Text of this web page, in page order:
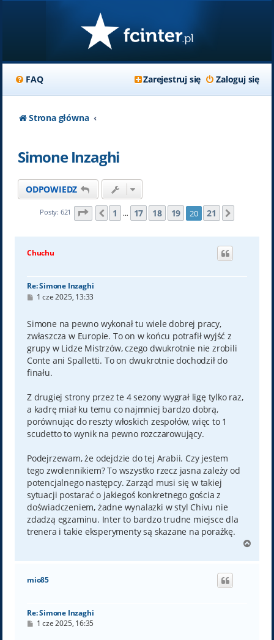
FAQ Zaloguj się
Zarejestruj się
Strona główna
Simone Inzaghi
ODPOWIEDZ
Posty: 621 Strona 20 z21
Poprzednia
1 … 17 18 19 20 21
Chuchu
Re: Simone Inzaghi
P
t
1 cze 2025, 13:33
Simone na pewno wykonał tu wiele dobrej pracy,
zwłaszcza w Europie. To on w końcu potrafił wyjść z
grupy w Lidze Mistrzów, czego dwukrotnie nie zrobili
Conte ani Spalletti. To on dwukrotnie dochodził do
finału.
Z drugiej strony przez te 4 sezony wygrał ligę tylko raz,
a kadrę miał ku temu co najmniej bardzo dobrą,
porównując do reszty włoskich zespołów, więc to 1
scudetto to wynik na pewno rozczarowujący.
Podejrzewam, że odejdzie do tej Arabii. Czy jestem
tego zwolennikiem? To wszystko rzecz jasna zależy od
potencjalnego następcy. Zarząd musi się w takiej
sytuacji postarać o jakiegoś konkretnego gościa z
doświadczeniem, żadne wynalazki w styl Chivu nie
zdadzą egzaminu. Inter to bardzo trudne miejsce dla
trenera i takie eksperymenty są skazane na porażkę.
g
mio85
Re: Simone Inzaghi
P1 cze 2025, 16:35